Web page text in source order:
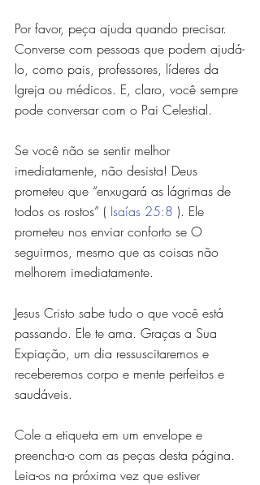
Por favor, peça ajuda quando precisar.
Converse com pessoas que podem ajudá-
lo, como pais, professores, líderes da
Igreja ou médicos. E, claro, você sempre
pode conversar com o Pai Celestial.
Se você não se sentir melhor
imediatamente, não desista! Deus
prometeu que “enxugará as lágrimas de
todos os rostos” ( Isaías 25:8 ). Ele
prometeu nos enviar conforto se O
seguirmos, mesmo que as coisas não
melhorem imediatamente.
Jesus Cristo sabe tudo o que você está
passando. Ele te ama. Graças a Sua
Expiação, um dia ressuscitaremos e
receberemos corpo e mente perfeitos e
saudáveis.
Cole a etiqueta em um envelope e
preencha-o com as peças desta página.
Leia-os na próxima vez que estiver